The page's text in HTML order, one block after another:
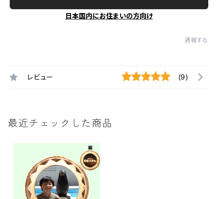
日本国内にお住まいの方向け
通報する
レビュー (9)
最近チェックした商品